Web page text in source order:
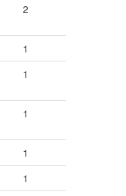
2
1
1
1
1
1